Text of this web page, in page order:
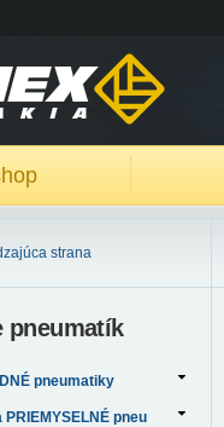
strana
pneumatík
pneumatiky
PRIEMYSELNÉ pneu